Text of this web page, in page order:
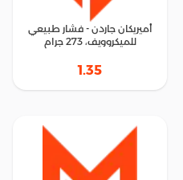
أميريكان جاردن - فشار طبيعي
للميكروويف، 273 جرام
1.35